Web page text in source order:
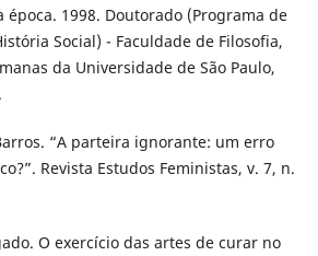
época. 1998. Doutorado (Programa de
Social) - Faculdade de Filosofia,
da Universidade de São Paulo,
“A parteira ignorante: um erro
Revista Estudos Feministas, v. 7, n.
O exercício das artes de curar no